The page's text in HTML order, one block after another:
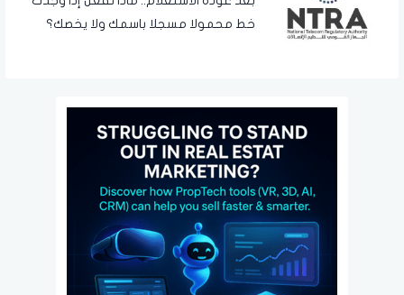
خط محمولا مسجلا باسمك ولا يخصك؟